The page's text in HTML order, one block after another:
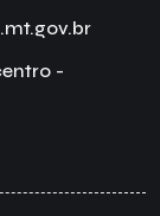
-